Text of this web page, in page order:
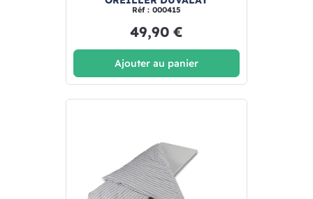
Réf : 000415
49,90 €
Ajouter au panier